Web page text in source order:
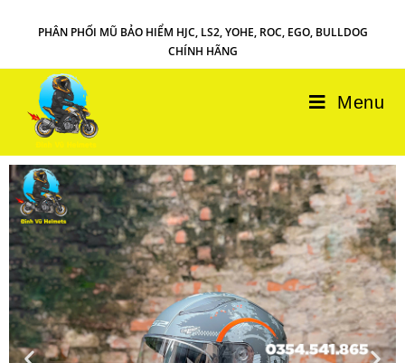
PHÂN PHỐI MŨ BẢO HIỂM HJC, LS2, YOHE, ROC, EGO, BULLDOG
CHÍNH HÃNG
Menu